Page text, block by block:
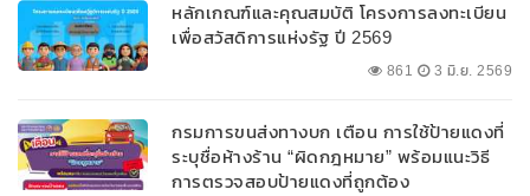
หลักเกณฑ์และคุณสมบัติ โครงการลงทะเบียน
เพื่อสวัสดิการแห่งรัฐ ปี 2569
861 3 มิ.ย. 2569
กรมการขนส่งทางบก เตือน การใช้ป้ายแดงที่
ระบุชื่อห้างร้าน “ผิดกฎหมาย” พร้อมแนะวิธี
การตรวจสอบป้ายแดงที่ถูกต้อง